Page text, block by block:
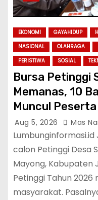
EKONOMI GAYAHIDUP
NASIONAL
OLAHRAGA
PERISTIWA
SOSIAL
Bursa Petinggi
Memanas, 10
Muncul Peserta
Jakarta
Aug 5, 2026 Mas
calon Petinggi Desa
Mayong, Kabupaten
Petinggi Tahun
masyarakat.